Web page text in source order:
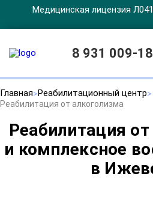
Медицинская лицензия
8 931 009-
Главная Реабилитационный центр
Реабилитация от алкоголизма
Реабилитация
и комплексное
в